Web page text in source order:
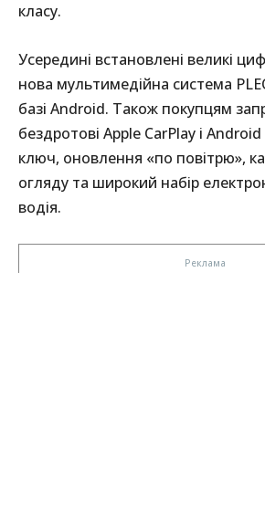
класу.
Усередині встановлені великі
нова мультимедійна система
базі Android. Також покупцям
бездротові Apple CarPlay і
ключ, оновлення «по повітрю»,
огляду та широкий набір
водія.